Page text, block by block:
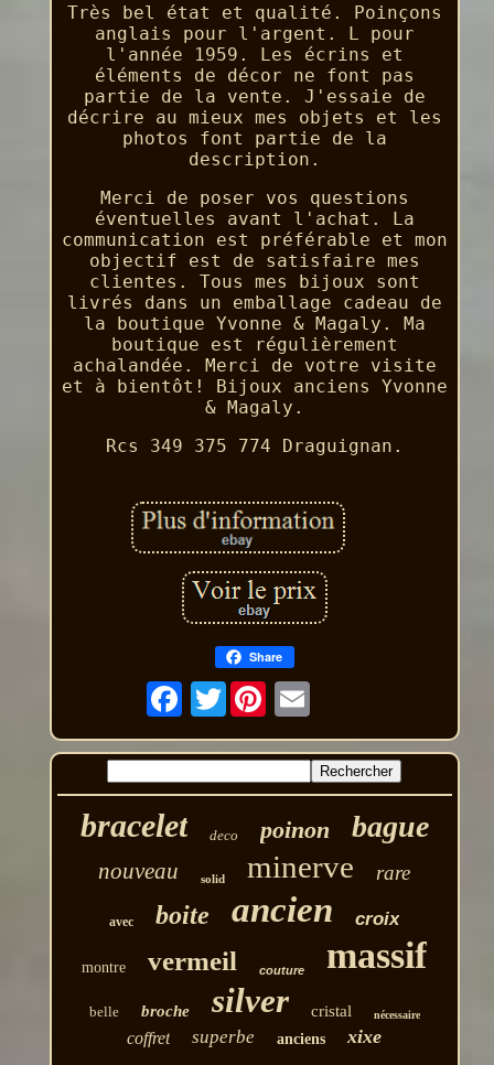
Très bel état et qualité. Poinçons
anglais pour l'argent. L pour
l'année 1959. Les écrins et
éléments de décor ne font pas
partie de la vente. J'essaie de
décrire au mieux mes objets et les
photos font partie de la
description.
Merci de poser vos questions
éventuelles avant l'achat. La
communication est préférable et mon
objectif est de satisfaire mes
clientes. Tous mes bijoux sont
livrés dans un emballage cadeau de
la boutique Yvonne & Magaly. Ma
boutique est régulièrement
achalandée. Merci de votre visite
et à bientôt! Bijoux anciens Yvonne
& Magaly.
Rcs 349 375 774 Draguignan.
Share
Twitter
bracelet deco poinon bague
nouveau solid minerve rare
avec boite ancien croix
montre vermeil couture massif
belle broche silver cristal nécessaire
coffret superbe anciens xixe